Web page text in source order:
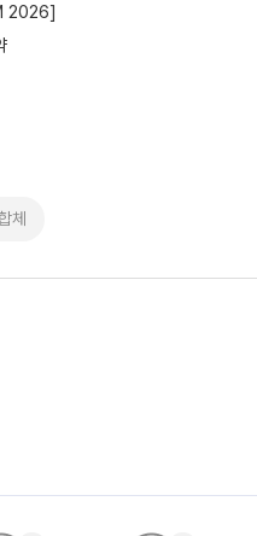
2026]
체